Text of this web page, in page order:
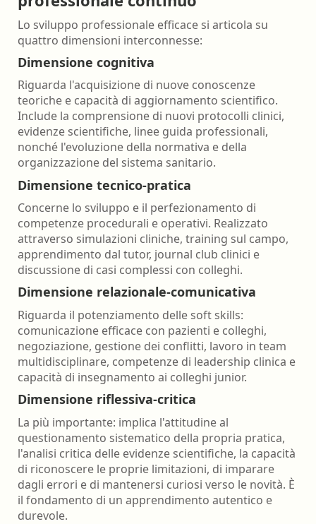
Lo sviluppo professionale efficace si articola su
quattro dimensioni interconnesse:
Dimensione cognitiva
Riguarda l'acquisizione di nuove conoscenze
teoriche e capacità di aggiornamento scientifico.
Include la comprensione di nuovi protocolli clinici,
evidenze scientifiche, linee guida professionali,
nonché l'evoluzione della normativa e della
organizzazione del sistema sanitario.
Dimensione tecnico-pratica
Concerne lo sviluppo e il perfezionamento di
competenze procedurali e operativi. Realizzato
attraverso simulazioni cliniche, training sul campo,
apprendimento dal tutor, journal club clinici e
discussione di casi complessi con colleghi.
Dimensione relazionale-comunicativa
Riguarda il potenziamento delle soft skills:
comunicazione efficace con pazienti e colleghi,
negoziazione, gestione dei conflitti, lavoro in team
multidisciplinare, competenze di leadership clinica e
capacità di insegnamento ai colleghi junior.
Dimensione riflessiva-critica
La più importante: implica l'attitudine al
questionamento sistematico della propria pratica,
l'analisi critica delle evidenze scientifiche, la capacità
di riconoscere le proprie limitazioni, di imparare
dagli errori e di mantenersi curiosi verso le novità. È
il fondamento di un apprendimento autentico e
durevole.